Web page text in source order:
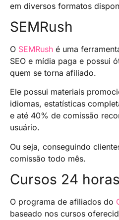
em diversos formatos
SEMRush
O SEMRush é uma
SEO e mídia paga e possui
quem se torna afiliado.
Ele possui materiais
idiomas, estatísticas
e até 40% de comissão
usuário.
Ou seja, conseguindo
comissão todo mês.
Cursos 24 horas
O programa de afiliados do
baseado nos cursos